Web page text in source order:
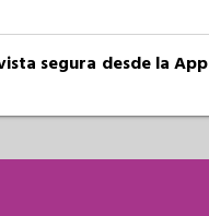
segura desde la App